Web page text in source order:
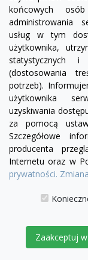
końcowych
administrowania
usług w tym
użytkownika,
statystycznych i
(dostosowania
potrzeb).
użytkownika
uzyskiwania
za pomocą
Szczegółowe
producenta
Internetu oraz w
prywatności.
Zaakceptuj
PRODUKTY
INFORMACJE